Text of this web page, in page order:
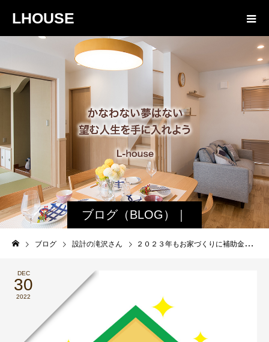
LHOUSE
ブログ（BLOG）｜
諏訪・松本の工務店
ブログ 設計の滝沢さん ２０２３年もお家づくりに補助金を活用しましょう
DEC
30
2022